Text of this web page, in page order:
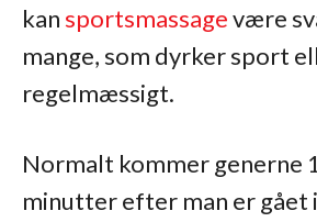
kan sportsmassagevære
mange, som dyrker sport
regelmæssigt.
Normalt kommer generne
minutter efter man er gået